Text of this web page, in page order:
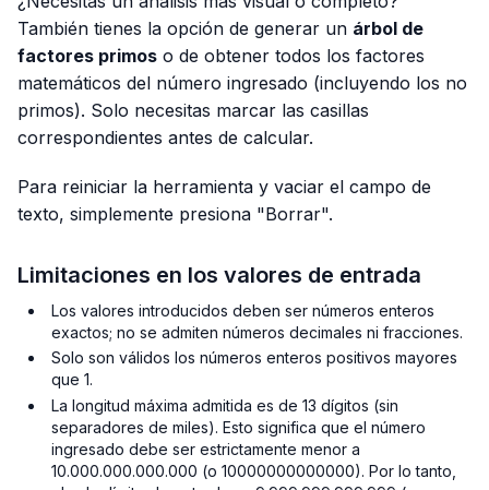
También tienes la opción de generar un árbol de
factores primos o de obtener todos los factores
matemáticos del número ingresado (incluyendo los no
primos). Solo necesitas marcar las casillas
correspondientes antes de calcular.
Para reiniciar la herramienta y vaciar el campo de
texto, simplemente presiona "Borrar".
Limitaciones en los valores de entrada
Los valores introducidos deben ser números enteros
exactos; no se admiten números decimales ni fracciones.
Solo son válidos los números enteros positivos mayores
que 1.
La longitud máxima admitida es de 13 dígitos (sin
separadores de miles). Esto significa que el número
ingresado debe ser estrictamente menor a
10.000.000.000.000 (o 10000000000000). Por lo tanto,